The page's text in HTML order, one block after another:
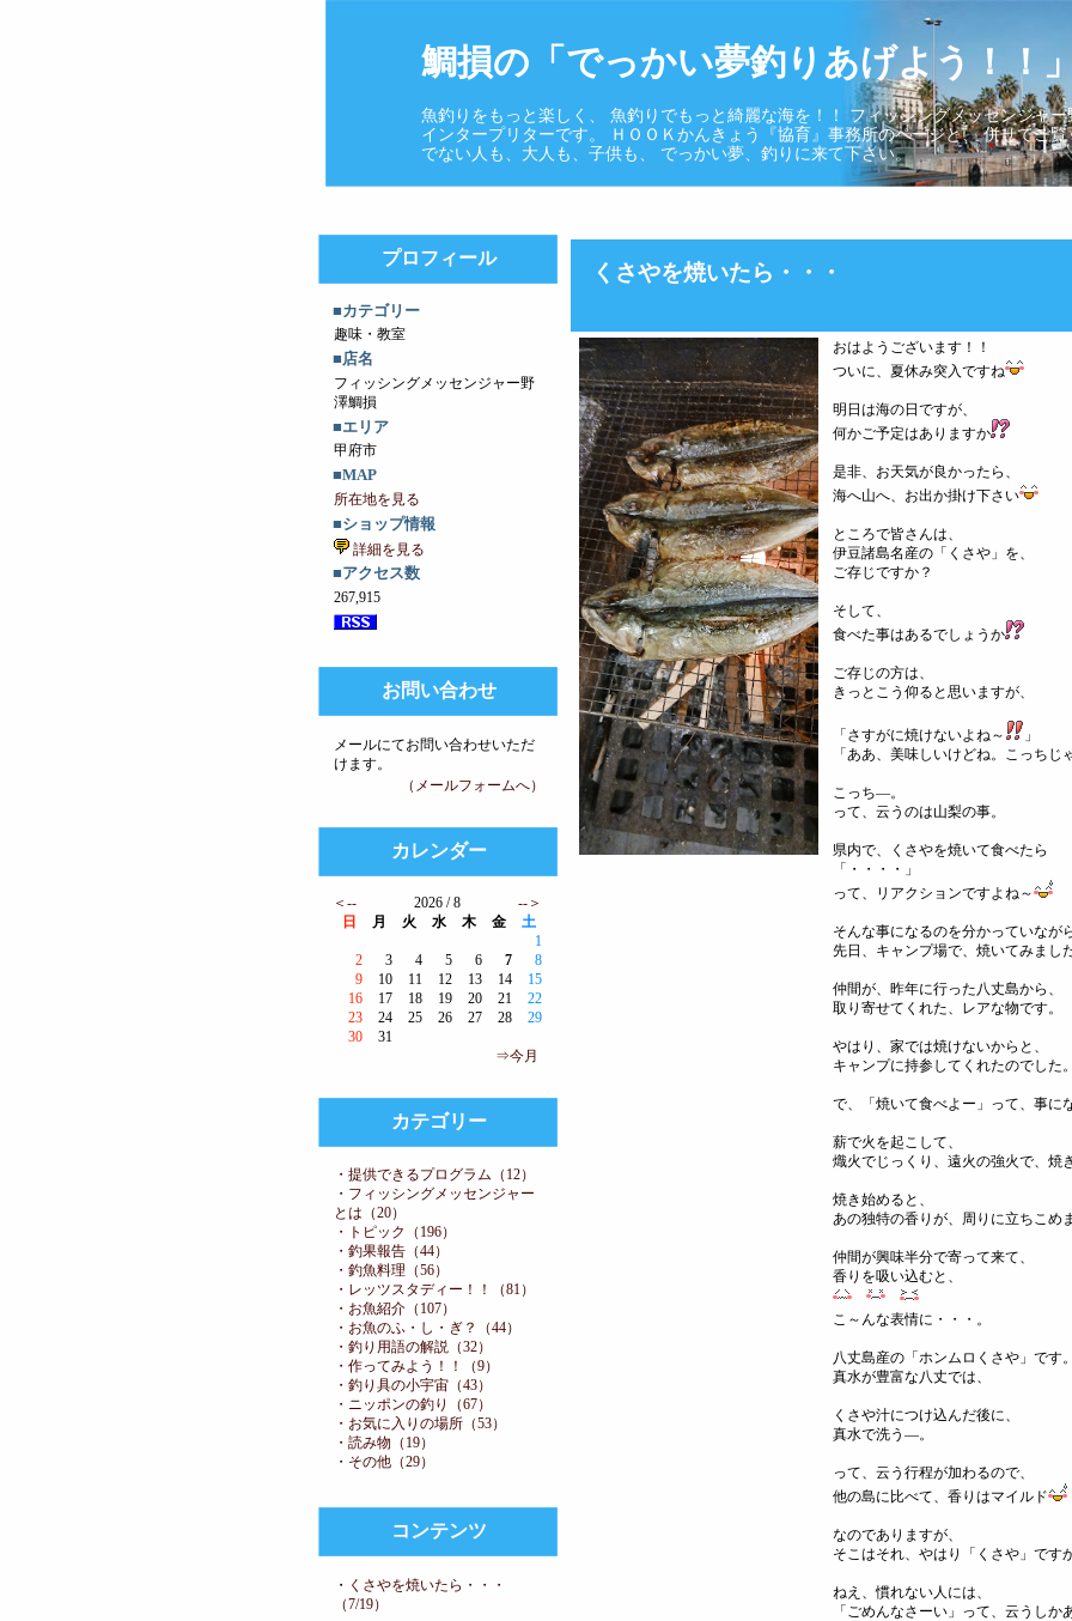
鯛損の「でっかい夢釣りあげよう！！
魚釣りをもっと楽しく、 魚釣りでもっと綺麗な海を！！ フィッシングメッセンジャ
インタープリターです。 ＨＯＯＫかんきょう『協育』事務所のページと、 併せてご
でない人も、大人も、子供も、 でっかい夢、釣りに来て下さい。
プロフィール
■カテゴリー
趣味・教室
■店名
フィッシングメッセンジャー野
澤鯛損
■エリア
甲府市
■MAP
所在地を見る
■ショップ情報
詳細を見る
■アクセス数
267,915
お問い合わせ
メールにてお問い合わせいただ
けます。
（メールフォームへ）
カレンダー
＜-- 2026 / 8
--＞
日
月 火 水 木 金
土
1
2
3 4 5 6 7
8
9
10 11 12 13 14
15
16
17 18 19 20 21
22
23
24 25 26 27 28
29
30
31
⇒今月
カテゴリー
・提供できるプログラム（12）
・フィッシングメッセンジャー
とは（20）
・トピック（196）
・釣果報告（44）
・釣魚料理（56）
・レッツスタディー！！（81）
・お魚紹介（107）
・お魚のふ・し・ぎ？（44）
・釣り用語の解説（32）
・作ってみよう！！（9）
・釣り具の小宇宙（43）
・ニッポンの釣り（67）
・お気に入りの場所（53）
・読み物（19）
・その他（29）
コンテンツ
・ くさやを焼いたら・・・
（7/19）
くさやを焼いたら・・・
おはようございます！！
ついに、夏休み突入ですね
明日は海の日ですが、
何かご予定はありますか
是非、お天気が良かったら、
海へ山へ、お出か掛け下さい
ところで皆さんは、
伊豆諸島名産の「くさや」を、
ご存じですか？
そして、
食べた事はあるでしょうか
ご存じの方は、
きっとこう仰ると思いますが、
「さすがに焼けないよね～
」
「ああ、美味しいけどね。こっちじ
こっち―。
って、云うのは山梨の事。
県内で、くさやを焼いて食べたら
「・・・・」
って、リアクションですよね～
そんな事になるのを分かっていながら
先日、キャンプ場で、焼いてみました
仲間が、昨年に行った八丈島から、
取り寄せてくれた、レアな物です。
やはり、家では焼けないからと、
キャンプに持参してくれたのでした。
で、「焼いて食べよー」って、事に
薪で火を起こして、
熾火でじっくり、遠火の強火で、焼
焼き始めると、
あの独特の香りが、周りに立ちこめ
仲間が興味半分で寄って来て、
香りを吸い込むと、
こ～んな表情に・・・。
八丈島産の「ホンムロくさや」です。
真水が豊富な八丈では、
くさや汁につけ込んだ後に、
真水で洗う―。
って、云う行程が加わるので、
他の島に比べて、香りはマイルド
なのでありますが、
そこはそれ、やはり「くさや」です
ねえ、慣れない人には、
「ごめんなさーい」って、云うしか